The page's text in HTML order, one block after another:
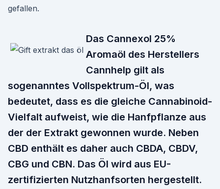
gefallen.
Das Cannexol 25%
Aromaöl des Herstellers
Cannhelp gilt als
sogenanntes Vollspektrum-Öl, was
bedeutet, dass es die gleiche Cannabinoid-
Vielfalt aufweist, wie die Hanfpflanze aus
der der Extrakt gewonnen wurde. Neben
CBD enthält es daher auch CBDA, CBDV,
CBG und CBN. Das Öl wird aus EU-
zertifizierten Nutzhanfsorten hergestellt.